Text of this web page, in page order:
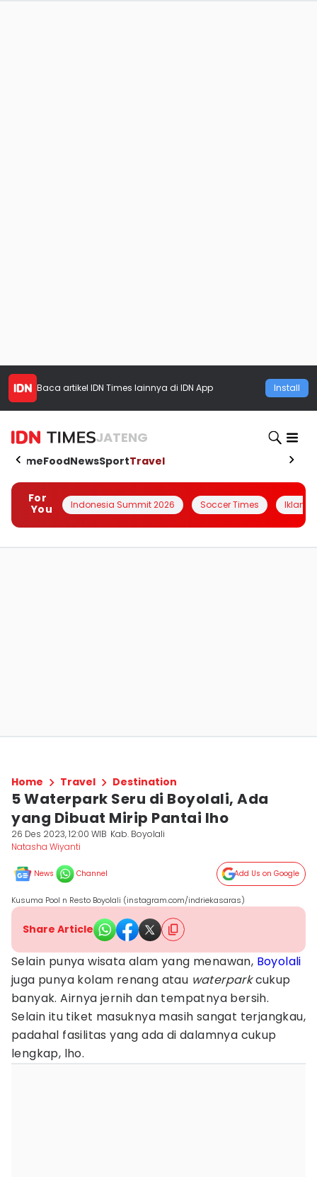
Baca artikel IDN Times lainnya di IDN App Install
JATENG
HomeFoodNewsSportTravel
For
You
Indonesia Summit 2026 Soccer Times Iklanin
Home Travel Destination
5 Waterpark Seru di Boyolali, Ada
yang Dibuat Mirip Pantai lho
26 Des 2023, 12:00 WIB Kab. Boyolali
Natasha Wiyanti
News Channel Add Us on Google
Kusuma Pool n Resto Boyolali (instagram.com/indriekasaras)
Share Article
Selain punya wisata alam yang menawan, Boyolali
juga punya kolam renang atau waterparkcukup
banyak. Airnya jernih dan tempatnya bersih.
Selain itu tiket masuknya masih sangat terjangkau,
padahal fasilitas yang ada di dalamnya cukup
lengkap, lho.